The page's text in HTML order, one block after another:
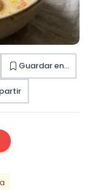
Guardar en...